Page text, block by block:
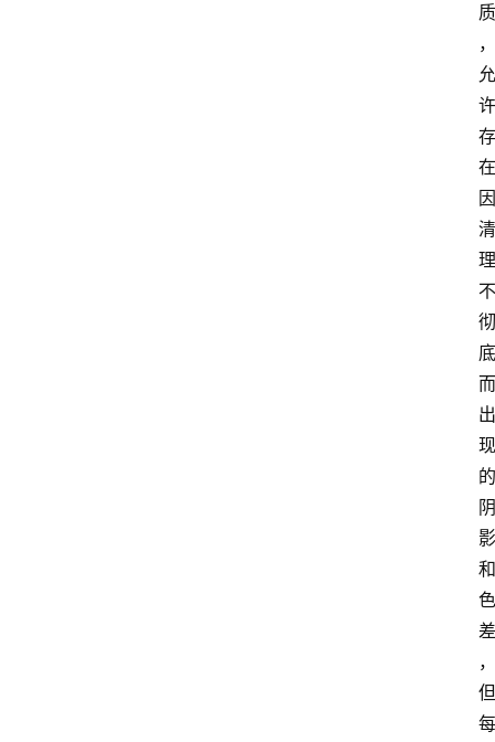
质
，
允
许
存
在
因
清
理
不
彻
底
而
出
现
的
阴
影
和
色
差
，
但
每